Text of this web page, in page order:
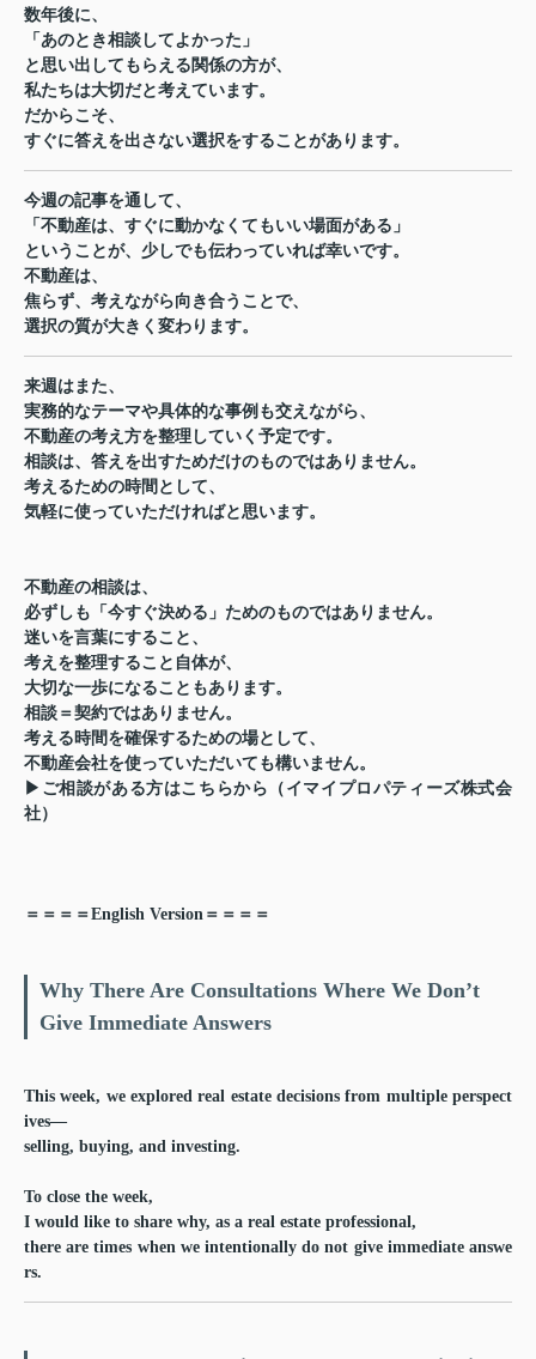
数年後に、
「あのとき相談してよかった」
と思い出してもらえる関係の方が、
私たちは大切だと考えています。
だからこそ、
すぐに答えを出さない選択をすることがあります。
今週の記事を通して、
「不動産は、すぐに動かなくてもいい場面がある」
ということが、少しでも伝わっていれば幸いです。
不動産は、
焦らず、考えながら向き合うことで、
選択の質が大きく変わります。
来週はまた、
実務的なテーマや具体的な事例も交えながら、
不動産の考え方を整理していく予定です。
相談は、答えを出すためだけのものではありません。
考えるための時間として、
気軽に使っていただければと思います。
不動産の相談は、
必ずしも「今すぐ決める」ためのものではありません。
迷いを言葉にすること、
考えを整理すること自体が、
大切な一歩になることもあります。
相談＝契約ではありません。
考える時間を確保するための場として、
不動産会社を使っていただいても構いません。
▶ご相談がある方はこちらから（イマイプロパティーズ株式会
社）
＝＝＝＝English Version＝＝＝＝
Why There Are Consultations Where We Don’t
Give Immediate Answers
This week, we explored real estate decisions from multiple perspect
ives—
selling, buying, and investing.
To close the week,
I would like to share why, as a real estate professional,
there are times when we intentionallydo not give immediate answe
rs.